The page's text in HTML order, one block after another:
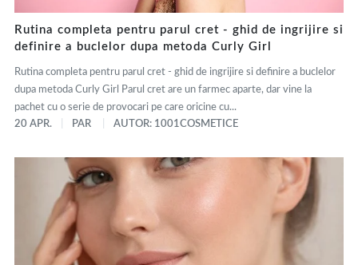
Rutina completa pentru parul cret - ghid de ingrijire si
definire a buclelor dupa metoda Curly Girl
Rutina completa pentru parul cret - ghid de ingrijire si definire a buclelor
dupa metoda Curly Girl Parul cret are un farmec aparte, dar vine la
pachet cu o serie de provocari pe care oricine cu...
20 APR.
PAR AUTOR: 1001COSMETICE